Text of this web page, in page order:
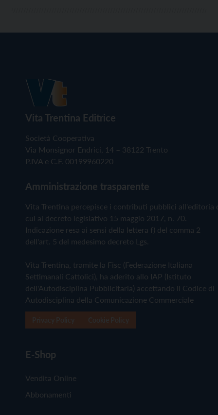
Vita Trentina Editrice
Società Cooperativa
Via Monsignor Endrici, 14 – 38122 Trento
P.IVA e C.F. 00199960220
Amministrazione trasparente
Vita Trentina percepisce i contributi pubblici all'editoria
cui al decreto legislativo 15 maggio 2017, n. 70.
Indicazione resa ai sensi della lettera f) del comma 2
dell'art. 5 del medesimo decreto Lgs.
Vita Trentina, tramite la Fisc (Federazione Italiana
Settimanali Cattolici), ha aderito allo IAP (Istituto
dell'Autodisciplina Pubblicitaria) accettando il Codice di
Autodisciplina della Comunicazione Commerciale
E-Shop
Vendita Online
Abbonamenti